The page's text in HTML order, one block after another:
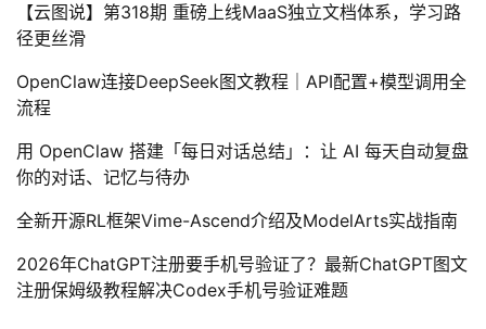
【云图说】第318期 重磅上线MaaS独立文档体系，学习路
径更丝滑
OpenClaw连接DeepSeek图文教程｜API配置+模型调用全
流程
用 OpenClaw 搭建「每日对话总结」：让 AI 每天自动复盘
你的对话、记忆与待办
全新开源RL框架Vime-Ascend介绍及ModelArts实战指南
2026年ChatGPT注册要手机号验证了？最新ChatGPT图文
注册保姆级教程解决Codex手机号验证难题